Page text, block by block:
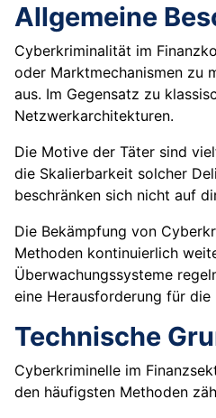
Allgemeine
Cyberkriminalität im
oder Marktmechanismen zu
aus. Im Gegensatz zu
Netzwerkarchitekturen.
Die Motive der Täter sind
die Skalierbarkeit solcher
beschränken sich nicht auf
Die Bekämpfung von
Methoden kontinuierlich
Überwachungssysteme
eine Herausforderung für
Technische
Cyberkriminelle im
den häufigsten Methoden